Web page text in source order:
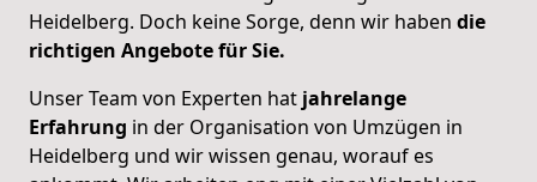
Heidelberg. Doch keine Sorge, denn wir haben die
richtigen Angebote für Sie.
Unser Team von Experten hat jahrelange
Erfahrung in der Organisation von Umzügen in
Heidelberg und wir wissen genau, worauf es